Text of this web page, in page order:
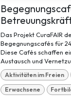
Das Projekt CuraFAIR
Begegnungscafés für
Diese Cafés schaffen
Austausch und
Aktivitäten im Freien
Erwachsene